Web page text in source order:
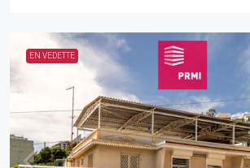
EN VEDETTE